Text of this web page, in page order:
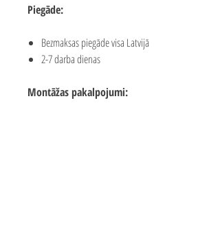
Piegāde:
Bezmaksas piegāde visa Latvijā
2-7 darba dienas
Montāžas pakalpojumi: